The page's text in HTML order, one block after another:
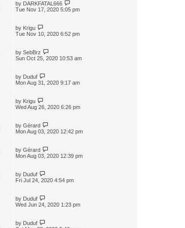
by DARKFATAL666
Tue Nov 17, 2020 5:05 pm
by Krigu
Tue Nov 10, 2020 6:52 pm
by SebBrz
Sun Oct 25, 2020 10:53 am
by Duduf
Mon Aug 31, 2020 9:17 am
by Krigu
Wed Aug 26, 2020 6:26 pm
by Gérard
Mon Aug 03, 2020 12:42 pm
by Gérard
Mon Aug 03, 2020 12:39 pm
by Duduf
Fri Jul 24, 2020 4:54 pm
by Duduf
Wed Jun 24, 2020 1:23 pm
by Duduf